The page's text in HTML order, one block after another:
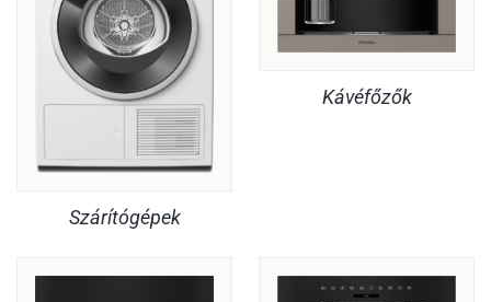
Szárítógépek
Kávéfőzők